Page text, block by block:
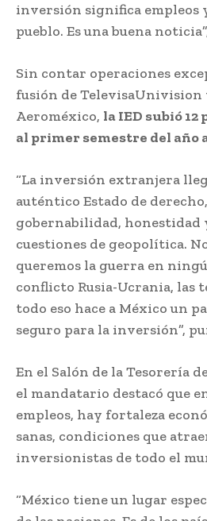
inversión significa empleos
pueblo. Es una buena
Sin contar operaciones
fusión de
Aeroméxico, la IED subió
al primer semestre del año
“La inversión extranjera
auténtico Estado de
gobernabilidad, honestidad
cuestiones de geopolítica.
queremos la guerra en
conflicto Rusia-Ucrania, las
todo eso hace a México un
seguro para la inversión”,
En el Salón de la Tesorería
el mandatario destacó que
empleos, hay fortaleza
sanas, condiciones que
inversionistas de todo el
“México tiene un lugar